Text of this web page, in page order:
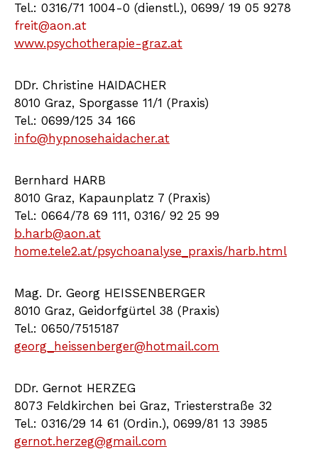
Tel.: 0316/71 1004-0 (dienstl.), 0699/ 19 05 9278
freit@aon.at
www.psychotherapie-graz.at
DDr. Christine HAIDACHER
8010 Graz, Sporgasse 11/1 (Praxis)
Tel.: 0699/125 34 166
info@hypnosehaidacher.at
Bernhard HARB
8010 Graz, Kapaunplatz 7 (Praxis)
Tel.: 0664/78 69 111, 0316/ 92 25 99
b.harb@aon.at
home.tele2.at/psychoanalyse_praxis/harb.html
Mag. Dr. Georg HEISSENBERGER
8010 Graz, Geidorfgürtel 38 (Praxis)
Tel.: 0650/7515187
georg_heissenberger@hotmail.com
DDr. Gernot HERZEG
8073 Feldkirchen bei Graz, Triesterstraße 32
Tel.: 0316/29 14 61 (Ordin.), 0699/81 13 3985
gernot.herzeg@gmail.com